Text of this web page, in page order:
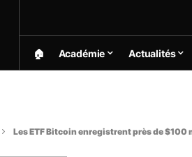
🏠︎ Académie Actualités
Les ETF Bitcoin enregistrent près de